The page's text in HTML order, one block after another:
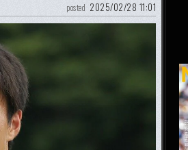
posted 2025/02/28 11:01